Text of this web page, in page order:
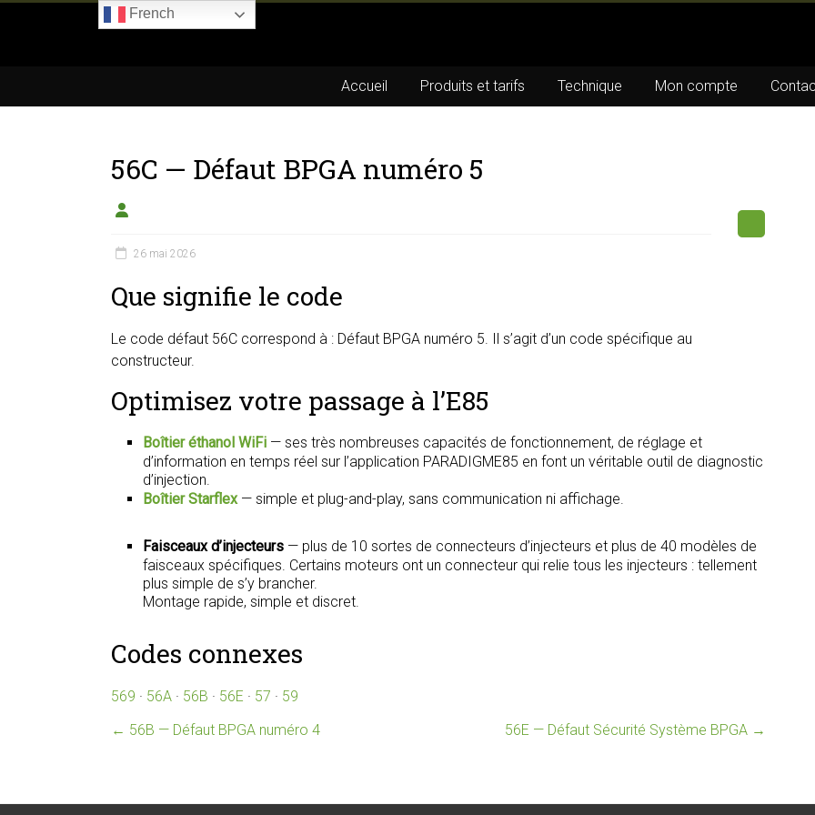
du
éthanol
Accueil Produits et tarifs Technique Mon compte
56C — Défaut BPGA numéro 5
26 mai 2026
Que signifie le code
Le code défaut 56C correspond à : Défaut BPGA numéro 5. Il s’agit d’un code spécifique au
constructeur.
Optimisez votre passage à l’E85
Boîtier éthanol WiFi — ses très nombreuses capacités de fonctionnement, de réglage et
d’information en temps réel sur l’application PARADIGME85 en font un véritable outil de diagnostic
d’injection.
Boîtier Starflex— simple et plug-and-play, sans communication ni affichage.
Faisceaux d’injecteurs — plus de 10 sortes de connecteurs d’injecteurs et plus de 40 modèles de
faisceaux spécifiques. Certains moteurs ont un connecteur qui relie tous les injecteurs : tellement
plus simple de s’y brancher.
Montage rapide, simple et discret.
Codes connexes
569 · 56A · 56B · 56E · 57 · 59
← 56B — Défaut BPGA numéro 4 56E — Défaut Sécurité Système BPGA →
French